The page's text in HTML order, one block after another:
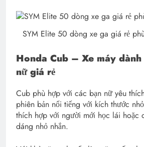
SYM Elite 50 dòng xe ga giá rẻ
Honda Cub – Xe máy
nữ giá rẻ
Cub phù hợp với các bạn nữ yêu
phiên bản nổi tiếng với kích thước
thích hợp với người mới học lái hoặc
dáng nhỏ nhắn.